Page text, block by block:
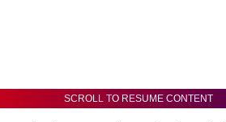
SCROLL TO RESUME CONTENT